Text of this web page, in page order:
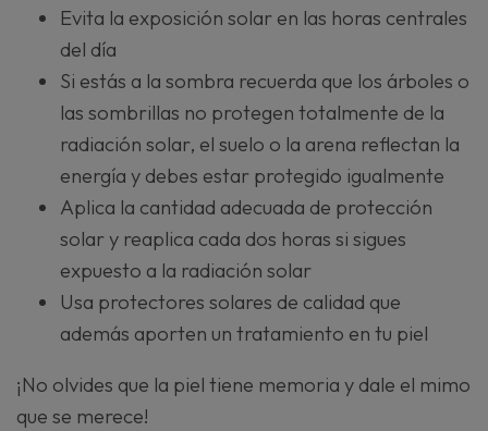
Evita la exposición solar en las horas centrales
del día
Si estás a la sombra recuerda que los árboles o
las sombrillas no protegen totalmente de la
radiación solar, el suelo o la arena reflectan la
energía y debes estar protegido igualmente
Aplica la cantidad adecuada de protección
solar y reaplica cada dos horas si sigues
expuesto a la radiación solar
Usa protectores solares de calidad que
además aporten un tratamiento en tu piel
¡No olvides que la piel tiene memoria y dale el mimo
que se merece!